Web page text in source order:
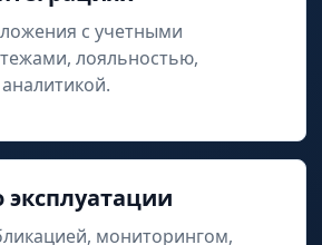
с учетными
лояльностью,
мониторингом,